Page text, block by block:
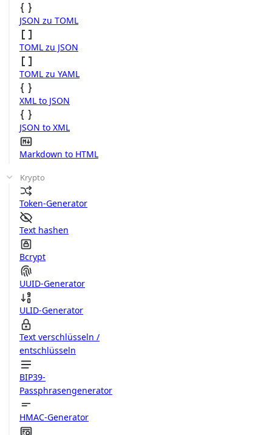
JSON zu TOML
TOML zu JSON
TOML zu YAML
XML to JSON
JSON to XML
Markdown to HTML
Krypto
Token-Generator
Text hashen
Bcrypt
UUID-Generator
ULID-Generator
Text verschlüsseln /
entschlüsseln
BIP39-
Passphrasengenerator
HMAC-Generator